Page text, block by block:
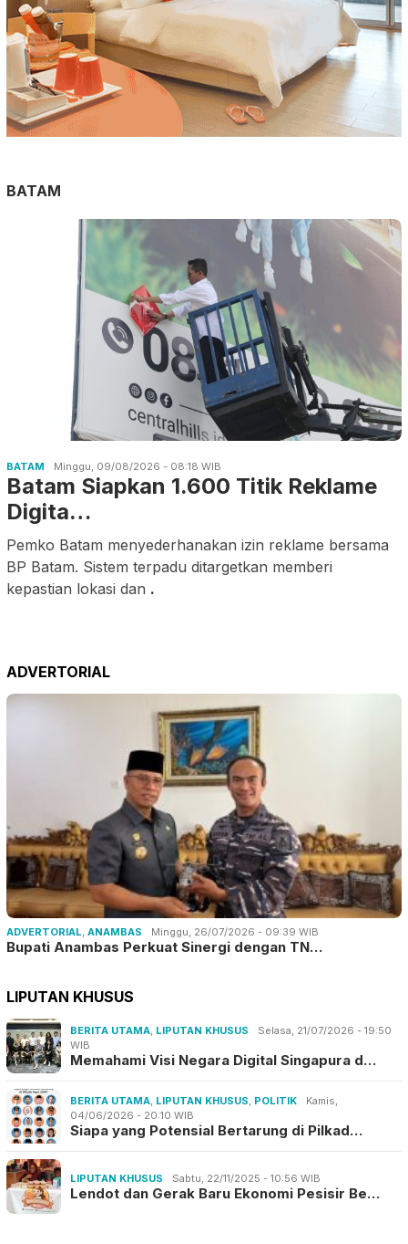
BATAM
BATAM Minggu, 09/08/2026 - 08:18 WIB
Batam Siapkan 1.600 Titik Reklame
Digita…
Pemko Batam menyederhanakan izin reklame bersama
BP Batam. Sistem terpadu ditargetkan memberi
kepastian lokasi dan .
ADVERTORIAL
ADVERTORIAL ANAMBAS Minggu, 26/07/2026 - 09:39 WIB
Bupati Anambas Perkuat Sinergi dengan TN…
LIPUTAN KHUSUS
BERITA UTAMA LIPUTAN KHUSUS
Selasa, 21/07/2026 - 19:50
WIB
Memahami Visi Negara Digital Singapura d…
BERITA UTAMA LIPUTAN KHUSUS POLITIK
Kamis,
04/06/2026 - 20:10 WIB
Siapa yang Potensial Bertarung di Pilkad…
LIPUTAN KHUSUS Sabtu, 22/11/2025 - 10:56 WIB
Lendot dan Gerak Baru Ekonomi Pesisir Be…